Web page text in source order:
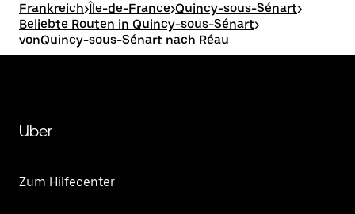
Frankreich>Île-de-France>Quincy-sous-Sénart>
Beliebte Routen in Quincy-sous-Sénart>
vonQuincy-sous-Sénart nach Réau
Uber
Zum Hilfecenter